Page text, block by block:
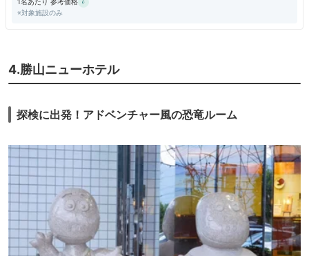
※対象施設のみ
4.勝山ニューホテル
探検に出発！アドベンチャー風の恐竜ルーム